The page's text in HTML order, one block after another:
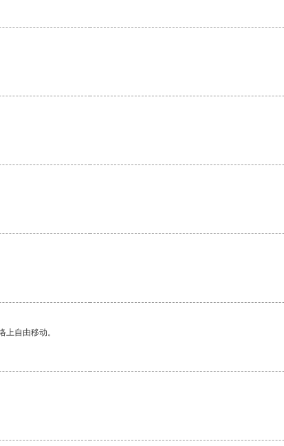
自由移动。